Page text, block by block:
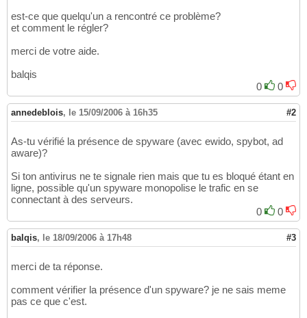
est-ce que quelqu'un a rencontré ce problème?
et comment le régler?
merci de votre aide.
balqis
0
0
annedeblois, le 15/09/2006 à 16h35 #2
As-tu vérifié la présence de spyware (avec ewido, spybot, ad
aware)?
Si ton antivirus ne te signale rien mais que tu es bloqué étant en
ligne, possible qu'un spyware monopolise le trafic en se
connectant à des serveurs.
0
0
balqis, le 18/09/2006 à 17h48 #3
merci de ta réponse.
comment vérifier la présence d'un spyware? je ne sais meme
pas ce que c'est.